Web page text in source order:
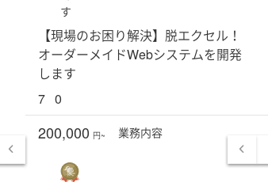
す
【現場のお困り解決】脱エクセル！
オーダーメイドWebシステムを開発
します
7 0
200,000 円~ 業務内容